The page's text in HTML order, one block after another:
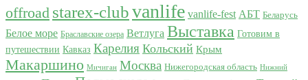
offroad starex-clubvanlife vanlife-fest АБТ Беларусь
Белое море Браславские озера Ветлуга Выставка Готовим в
путешествии Кавказ Карелия Кольский Крым
Макаршино Мичиган Москва Нижегородская область Нижний